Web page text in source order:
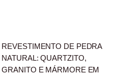
REVESTIMENTO DE PEDRA
NATURAL: QUARTZITO,
GRANITO E MÁRMORE EM